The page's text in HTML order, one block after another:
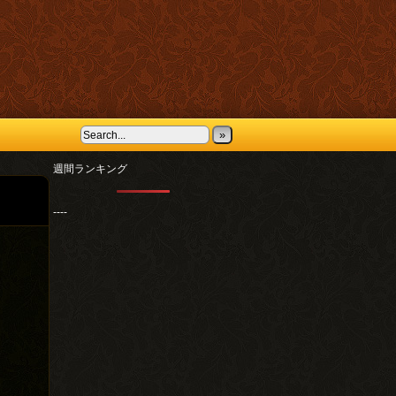
»
週間ランキング
----